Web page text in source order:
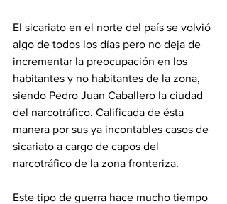
El sicariato en el norte del país se volvió
algo de todos los días pero no deja de
incrementar la preocupación en los
habitantes y no habitantes de la zona,
siendo Pedro Juan Caballero la ciudad
del narcotráfico. Calificada de ésta
manera por sus ya incontables casos de
sicariato a cargo de capos del
narcotráfico de la zona fronteriza.
Este tipo de guerra hace mucho tiempo